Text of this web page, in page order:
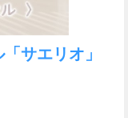
サエリオ」